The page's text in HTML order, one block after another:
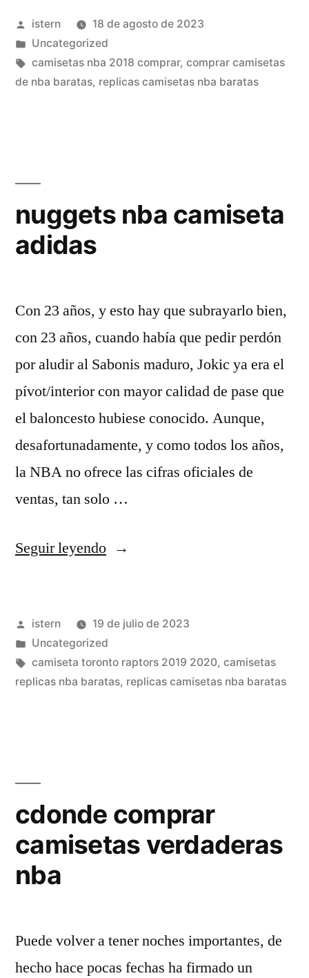
Publicado
por
istern
18 de agosto de 2023
Publicado
en
Uncategorized
Etiquetas:
camisetas nba 2018 comprar, comprar camisetas
de nba baratas, replicas camisetas nba baratas
nuggets nba camiseta
adidas
Con 23 años, y esto hay que subrayarlo bien,
con 23 años, cuando había que pedir perdón
por aludir al Sabonis maduro, Jokic ya era el
pívot/interior con mayor calidad de pase que
el baloncesto hubiese conocido. Aunque,
desafortunadamente, y como todos los años,
la NBA no ofrece las cifras oficiales de
ventas, tan solo …
Seguir leyendo«nuggets
adidas»
Publicado
por
istern
19 de julio de 2023
Publicado
en
Uncategorized
Etiquetas:
camiseta toronto raptors 2019 2020, camisetas
replicas nba baratas, replicas camisetas nba baratas
cdonde comprar
camisetas verdaderas
nba
Puede volver a tener noches importantes, de
hecho hace pocas fechas ha firmado un